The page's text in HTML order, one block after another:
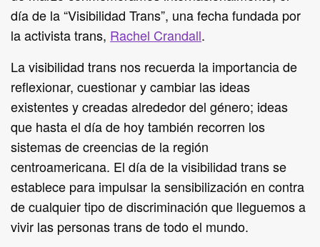
día de la “Visibilidad Trans”, una fecha fundada por
la activista trans, Rachel Crandall.
La visibilidad trans nos recuerda la importancia de
reflexionar, cuestionar y cambiar las ideas
existentes y creadas alrededor del género; ideas
que hasta el día de hoy también recorren los
sistemas de creencias de la región
centroamericana. El día de la visibilidad trans se
establece para impulsar la sensibilización en contra
de cualquier tipo de discriminación que lleguemos a
vivir las personas trans de todo el mundo.